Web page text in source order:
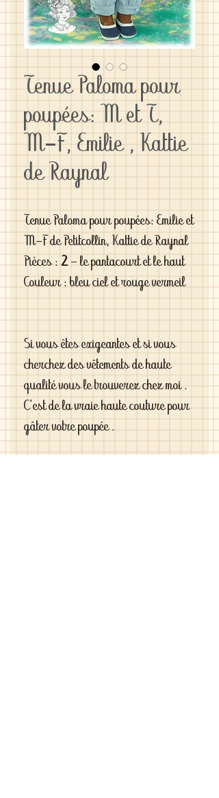
Tenue Paloma pour
poupées: M et T,
M-F, Emilie , Kattie
de Raynal
Tenue Paloma pour poupées: Emilie et
M-F de Petitcollin, Kattie de Raynal
Pièces : 2- le pantacourt et le haut
Couleur : bleu ciel et rouge vermeil
Si vous êtes exigeantes et si vous
cherchez des vêtements de haute
qualité vous le trouverez chez moi .
C'est de la vraie haute couture pour
gâter votre poupée .